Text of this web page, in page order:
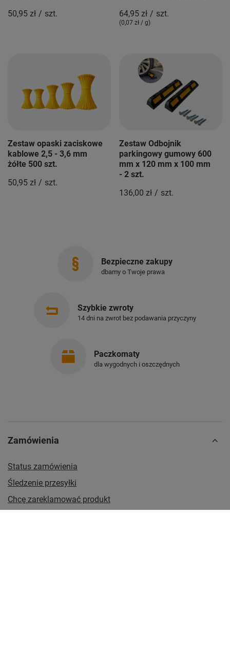
50,95 zł / szt.
64,95 zł / szt.
(0,07 zł / g)
Zestaw opaski zaciskowe
kablowe 2,5 - 3,6 mm
żółte 500 szt.
50,95 zł / szt.
Zestaw Odbojnik
parkingowy gumowy 600
mm x 120 mm x 100 mm
- 2 szt.
136,00 zł / szt.
Bezpieczne zakupy
dbamy o Twoje prawa
Szybkie zwroty
14 dni na zwrot bez podawania przyczyny
Paczkomaty
dla wygodnych i oszczędnych
Zamówienia
Status zamówienia
Śledzenie przesyłki
Chcę zareklamować produkt